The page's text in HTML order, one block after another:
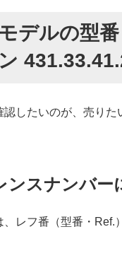
デルの型
認したいのが、売り
ンスナンバー
、レフ番（型番・Ref.